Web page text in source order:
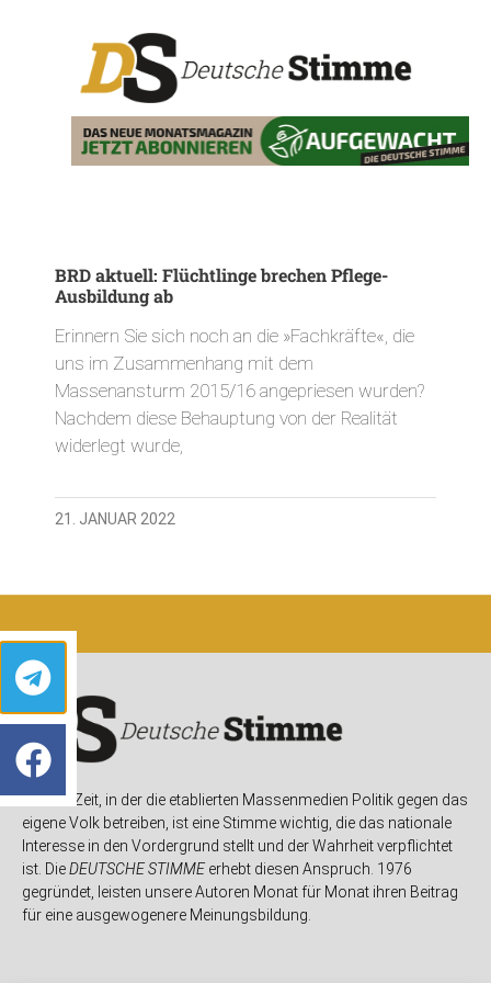
BRD aktuell: Flüchtlinge brechen Pflege-
Ausbildung ab
Erinnern Sie sich noch an die »Fachkräfte«, die
uns im Zusammenhang mit dem
Massenansturm 2015/16 angepriesen wurden?
Nachdem diese Behauptung von der Realität
widerlegt wurde,
21. JANUAR 2022
In einer Zeit, in der die etablierten Massenmedien Politik gegen das
eigene Volk betreiben, ist eine Stimme wichtig, die das nationale
Interesse in den Vordergrund stellt und der Wahrheit verpflichtet
ist. DieDEUTSCHE STIMMEerhebt diesen Anspruch. 1976
gegründet, leisten unsere Autoren Monat für Monat ihren Beitrag
für eine ausgewogenere Meinungsbildung.